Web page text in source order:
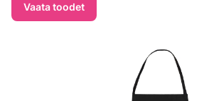
Vaata toodet